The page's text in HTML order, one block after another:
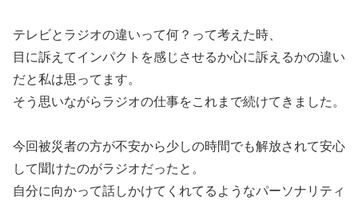
テレビとラジオの違いって何？って考えた時、
目に訴えてインパクトを感じさせるか心に訴えるかの違い
だと私は思ってます。
そう思いながらラジオの仕事をこれまで続けてきました。
今回被災者の方が不安から少しの時間でも解放されて安心
して聞けたのがラジオだったと。
自分に向かって話しかけてくれてるようなパーソナリティ